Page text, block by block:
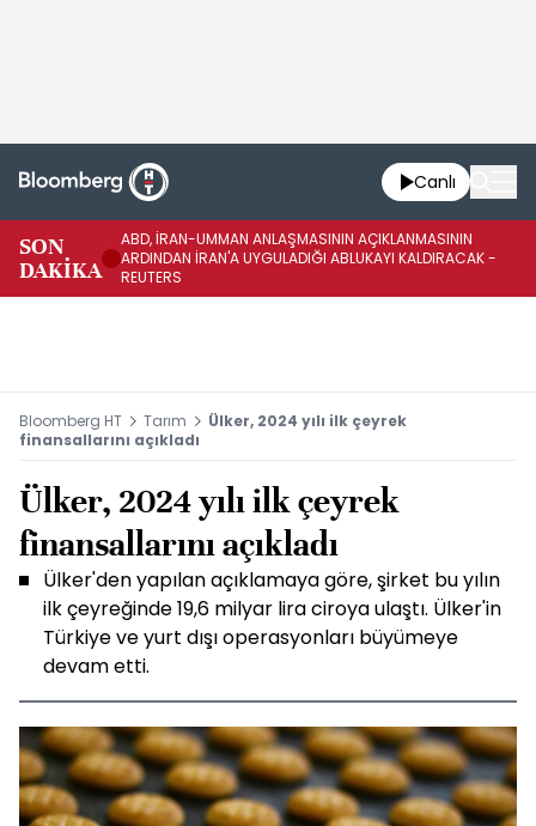
Canlı
SON
DAKİKA
ABD, İRAN-UMMAN ANLAŞMASININ AÇIKLANMASININ
ARDINDAN İRAN'A UYGULADIĞI ABLUKAYI KALDIRACAK -
REUTERS
Bloomberg HT Tarım
Ülker, 2024 yılı ilk çeyrek
finansallarını açıkladı
Ülker, 2024 yılı ilk çeyrek
finansallarını açıkladı
Ülker'den yapılan açıklamaya göre, şirket bu yılın
ilk çeyreğinde 19,6 milyar lira ciroya ulaştı. Ülker'in
Türkiye ve yurt dışı operasyonları büyümeye
devam etti.